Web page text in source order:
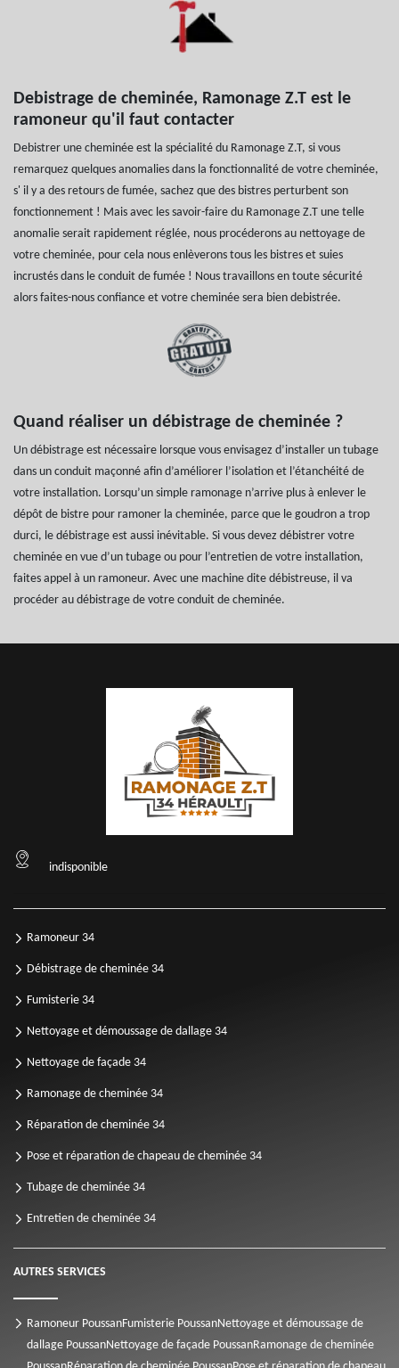
Debistrage de cheminée, Ramonage Z.T est le
ramoneur qu'il faut contacter
Debistrer une cheminée est la spécialité du Ramonage Z.T, si vous
remarquez quelques anomalies dans la fonctionnalité de votre cheminée,
s' il y a des retours de fumée, sachez que des bistres perturbent son
fonctionnement ! Mais avec les savoir-faire du Ramonage Z.T une telle
anomalie serait rapidement réglée, nous procéderons au nettoyage de
votre cheminée, pour cela nous enlèverons tous les bistres et suies
incrustés dans le conduit de fumée ! Nous travaillons en toute sécurité
alors faites-nous confiance et votre cheminée sera bien debistrée.
Quand réaliser un débistrage de cheminée ?
Un débistrage est nécessaire lorsque vous envisagez d’installer un tubage
dans un conduit maçonné afin d’améliorer l’isolation et l’étanchéité de
votre installation. Lorsqu’un simple ramonage n’arrive plus à enlever le
dépôt de bistre pour ramoner la cheminée, parce que le goudron a trop
durci, le débistrage est aussi inévitable. Si vous devez débistrer votre
cheminée en vue d’un tubage ou pour l’entretien de votre installation,
faites appel à un ramoneur. Avec une machine dite débistreuse, il va
procéder au débistrage de votre conduit de cheminée.
indisponible
Ramoneur 34
Débistrage de cheminée 34
Fumisterie 34
Nettoyage et démoussage de dallage 34
Nettoyage de façade 34
Ramonage de cheminée 34
Réparation de cheminée 34
Pose et réparation de chapeau de cheminée 34
Tubage de cheminée 34
Entretien de cheminée 34
AUTRES SERVICES
Ramoneur PoussanFumisterie PoussanNettoyage et démoussage de
dallage PoussanNettoyage de façade PoussanRamonage de cheminée